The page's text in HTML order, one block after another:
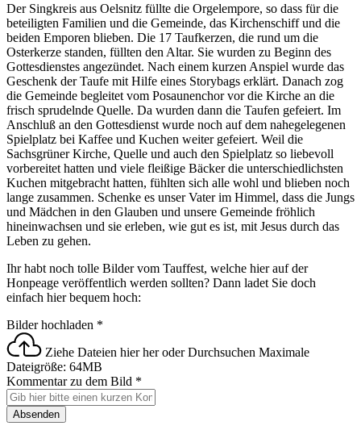
Der Singkreis aus Oelsnitz füllte die Orgelempore, so dass für die
beteiligten Familien und die Gemeinde, das Kirchenschiff und die
beiden Emporen blieben. Die 17 Taufkerzen, die rund um die
Osterkerze standen, füllten den Altar. Sie wurden zu Beginn des
Gottesdienstes angezündet. Nach einem kurzen Anspiel wurde das
Geschenk der Taufe mit Hilfe eines Storybags erklärt. Danach zog
die Gemeinde begleitet vom Posaunenchor vor die Kirche an die
frisch sprudelnde Quelle. Da wurden dann die Taufen gefeiert. Im
Anschluß an den Gottesdienst wurde noch auf dem nahegelegenen
Spielplatz bei Kaffee und Kuchen weiter gefeiert. Weil die
Sachsgrüner Kirche, Quelle und auch den Spielplatz so liebevoll
vorbereitet hatten und viele fleißige Bäcker die unterschiedlichsten
Kuchen mitgebracht hatten, fühlten sich alle wohl und blieben noch
lange zusammen. Schenke es unser Vater im Himmel, dass die Jungs
und Mädchen in den Glauben und unsere Gemeinde fröhlich
hineinwachsen und sie erleben, wie gut es ist, mit Jesus durch das
Leben zu gehen.
Ihr habt noch tolle Bilder vom Tauffest, welche hier auf der
Honpeage veröffentlich werden sollten? Dann ladet Sie doch
einfach hier bequem hoch:
Bilder hochladen *
Ziehe Dateien hier her oderDurchsuchen Maximale
Dateigröße: 64MB
Kommentar zu dem Bild *
Absenden